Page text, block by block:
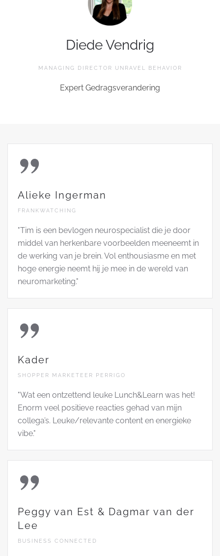
Diede Vendrig
MANAGING DIRECTOR UNRAVEL BEHAVIOR
Expert Gedragsverandering
Alieke Ingerman
FRANKWATCHING
"Tim is een bevlogen neurospecialist die je door
middel van herkenbare voorbeelden meeneemt in
de werking van je brein. Vol enthousiasme en met
hoge energie neemt hij je mee in de wereld van
neuromarketing."
Kader
SHOPPER MARKETEER PERRIGO
"Wat een ontzettend leuke Lunch&Learn was het!
Enorm veel positieve reacties gehad van mijn
collega’s. Leuke/relevante content en energieke
vibe."
Peggy van Est & Dagmar van der
Lee
BUSINESS CONNECTED